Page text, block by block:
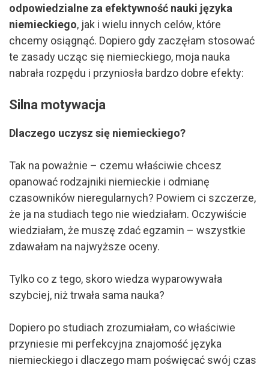
odpowiedzialne za efektywność nauki języka
niemieckiego, jak i wielu innych celów, które
chcemy osiągnąć. Dopiero gdy zaczęłam stosować
te zasady ucząc się niemieckiego, moja nauka
nabrała rozpędu i przyniosła bardzo dobre efekty:
Silna motywacja
Dlaczego uczysz się niemieckiego?
Tak na poważnie – czemu właściwie chcesz
opanować rodzajniki niemieckie i odmianę
czasowników nieregularnych? Powiem ci szczerze,
że ja na studiach tego nie wiedziałam. Oczywiście
wiedziałam, że muszę zdać egzamin – wszystkie
zdawałam na najwyższe oceny.
Tylko co z tego, skoro wiedza wyparowywała
szybciej, niż trwała sama nauka?
Dopiero po studiach zrozumiałam, co właściwie
przyniesie mi perfekcyjna znajomość języka
niemieckiego i dlaczego mam poświęcać swój czas